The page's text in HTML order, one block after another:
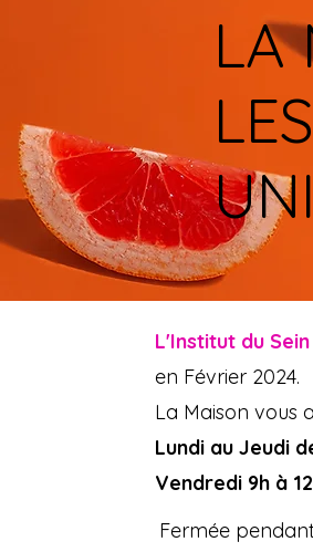
LA
L'Institut du
en Février 2024.
La Maison vous
Lundi au Jeudi
Vendredi 9h à
Fermée